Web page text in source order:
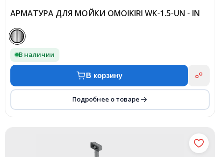
АРМАТУРА ДЛЯ МОЙКИ OMOIKIRI WK-1.5-UN - IN
В наличии
В корзину
Подробнее о товаре